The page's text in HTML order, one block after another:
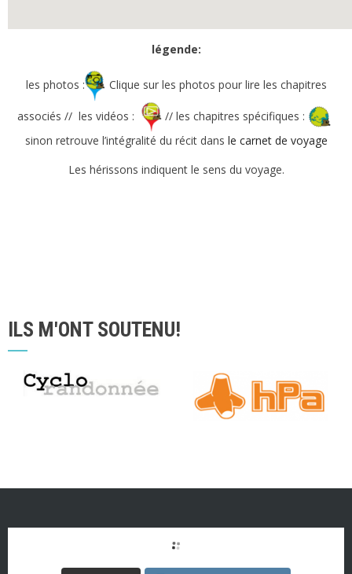
légende:
les photos : Clique sur les photos pour lire les chapitres
associés // les vidéos :
// les chapitres spécifiques :
sinon retrouve l’intégralité du récit dans le carnet de voyage
Les hérissons indiquent le sens du voyage.
ILS M'ONT SOUTENU!